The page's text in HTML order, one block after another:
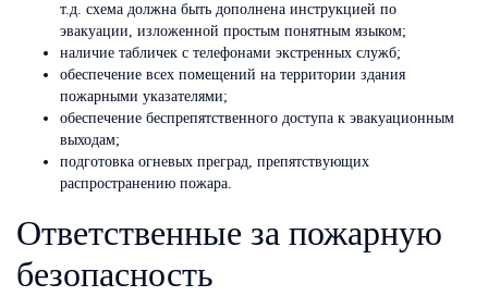
т.д. схема должна быть дополнена инструкцией по
эвакуации, изложенной простым понятным языком;
наличие табличек с телефонами экстренных служб;
обеспечение всех помещений на территории здания
пожарными указателями;
обеспечение беспрепятственного доступа к эвакуационным
выходам;
подготовка огневых преград, препятствующих
распространению пожара.
Ответственные за пожарную
безопасность